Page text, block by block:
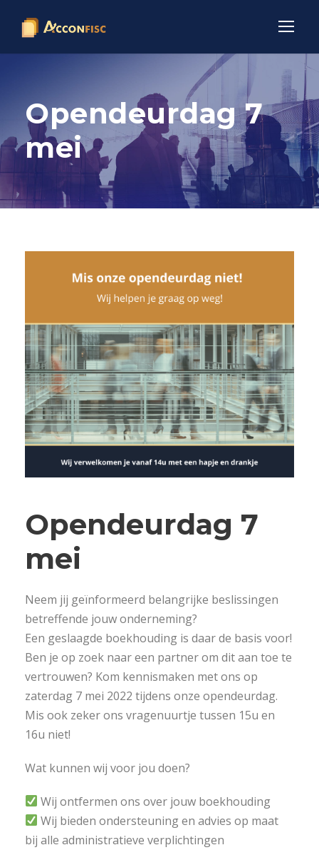
Opendeurdag 7
mei
Opendeurdag 7
mei
Neem jij geïnformeerd belangrijke beslissingen
betreffende jouw onderneming?
Een geslaagde boekhouding is daar de basis voor!
Ben je op zoek naar een partner om dit aan toe te
vertrouwen? Kom kennismaken met ons op
zaterdag 7 mei 2022 tijdens onze opendeurdag.
Mis ook zeker ons vragenuurtje tussen 15u en
16u niet!
Wat kunnen wij voor jou doen?
Wij ontfermen ons over jouw boekhouding
Wij bieden ondersteuning en advies op maat
bij alle administratieve verplichtingen